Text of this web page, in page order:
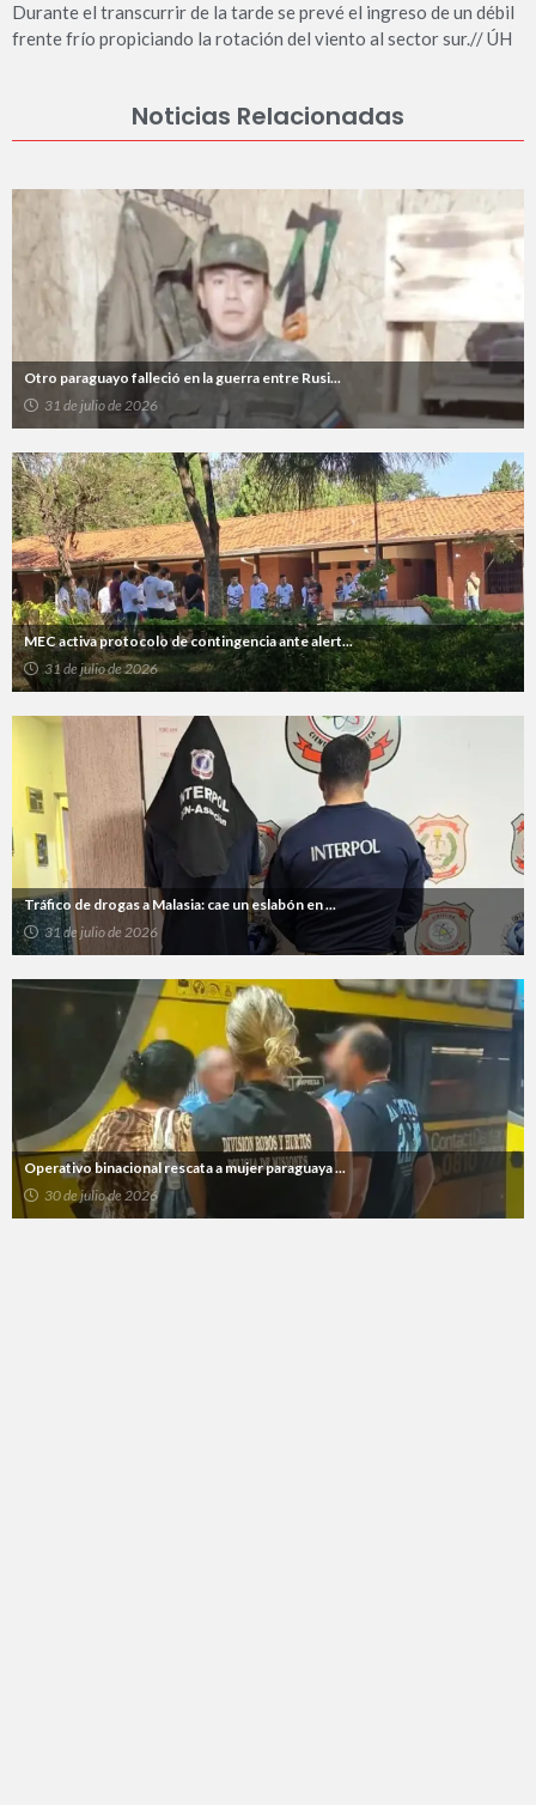
Durante el transcurrir de la tarde se prevé el ingreso de un débil
frente frío propiciando la rotación del viento al sector sur.// ÚH
Noticias Relacionadas
Otro paraguayo falleció en la guerra entre Rusi...
31 de julio de 2026
MEC activa protocolo de contingencia ante alert...
31 de julio de 2026
Tráfico de drogas a Malasia: cae un eslabón en ...
31 de julio de 2026
Operativo binacional rescata a mujer paraguaya ...
30 de julio de 2026